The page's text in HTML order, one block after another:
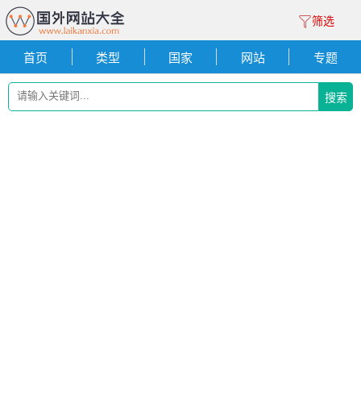
筛选
首页 类型 国家 网站 专题
搜索